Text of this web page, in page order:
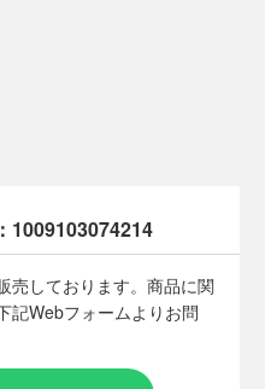
脚宅配便100サイズ
を導入し、店頭や他ネットシ
、タイミングによりシステム
い。
せていただいた商品であり、
1009103074214
売しております。商品に関
記Webフォームよりお問